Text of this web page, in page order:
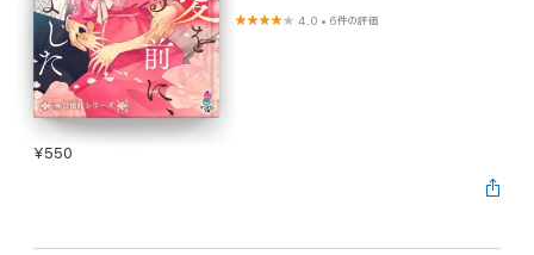
4.0 • 6件の評価
¥550